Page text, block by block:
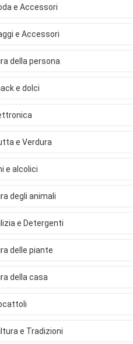
e Accessori
e Accessori
della persona
e dolci
e Verdura
e alcolici
degli animali
e Detergenti
delle piante
della casa
e Tradizioni